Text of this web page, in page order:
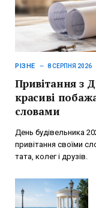
РІЗНЕ 8 СЕРПНЯ 2026
Привітання з
красиві
словами
День будівельника
привітання своїми
тата, колег і друзів.